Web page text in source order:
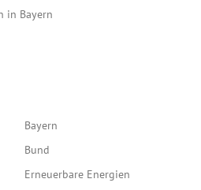
in Bayern
Bayern
Bund
Erneuerbare Energien